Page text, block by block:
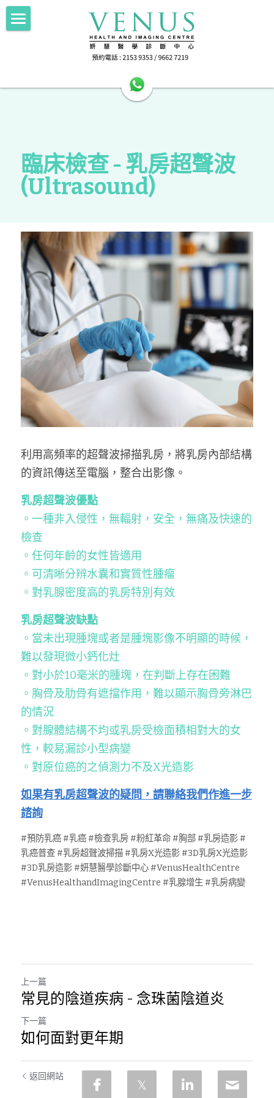
Scan for Hope 送暖計劃
電腦斷層掃描 256 Slice CT
磁力共振掃描 1.5T MRI
超聲波掃描 Ultrasound
乳房造影 Mammography
無創肝臟診斷 Fibroscan
子宮輸卵管造影檢查 Hysterosalpingogram
骨質密度檢查 DEXA Bone Density
X光檢查 X Ray
FNA/Biopsy 抽取組織
抽取乳房組織 Breast Intervention
Doctor's Area 醫生專區
Female screening 女士健康篩查
檢查前準備 Preparation
健康資訊 Health Information
自我乳房檢查 Be your Breast Friend
Contact Us 聯絡我們
搜索
臨床檢查 - 乳房超聲波
(Ultrasound)
利用高頻率的超聲波掃描乳房，將乳房內部結構
的資訊傳送至電腦，整合出影像。
乳房超聲波優點
。一種非入侵性，無輻射，安全，無痛及快速的
檢查
。任何年齡的女性皆適用
。可清晰分辨水囊和實質性腫瘤
。對乳腺密度高的乳房特別有效
乳房超聲波缺點
。當未出現腫塊或​​者是腫塊影像不明顯的時候，
難以發現微小鈣化灶
。對小於10毫米的腫塊，在判斷上存在困難
。胸骨及肋骨有遮擋作用，難以顯示胸骨旁淋巴
的情況
。對腺體結構不均或乳房受檢面積相對大的女
性，較易漏診小型病變
。對原位癌的之偵測力不及X光造影
如果有乳房超聲波的疑問，請聯絡我們作進一步
諮詢
#預防乳癌 #乳癌 #檢查乳房 #粉紅革命 #胸部 #乳房造影 #
乳癌普查 #乳房超聲波掃描 #乳房X光造影 #3D乳房X光造影
#3D乳房造影 #妍慧醫學診斷中心 #VenusHealthCentre
#VenusHealthandImagingCentre #乳腺增生 #乳房病變
上一篇
常見的陰道疾病 - 念珠菌陰道炎
下一篇
如何面對更年期
返回網站